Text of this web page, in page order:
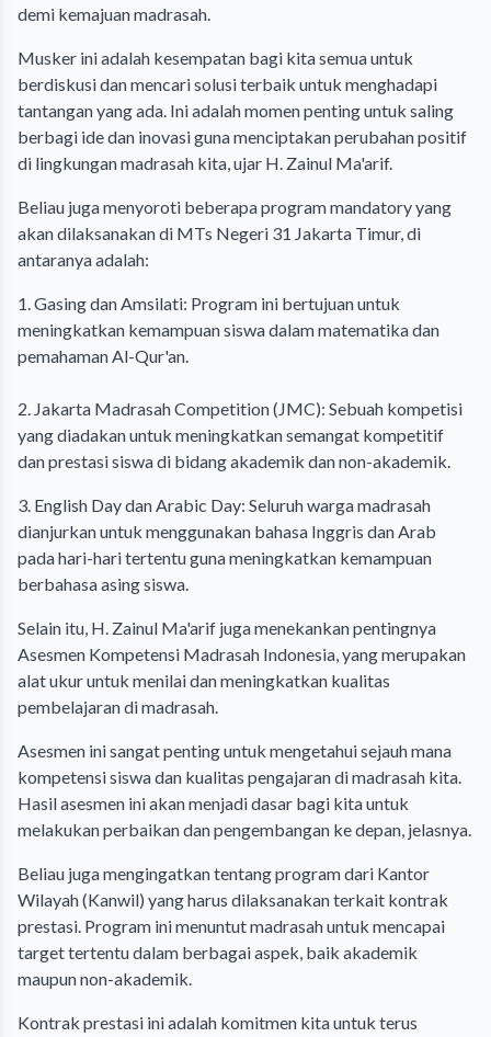
demi kemajuan madrasah.
Musker ini adalah kesempatan bagi kita semua untuk
berdiskusi dan mencari solusi terbaik untuk menghadapi
tantangan yang ada. Ini adalah momen penting untuk saling
berbagi ide dan inovasi guna menciptakan perubahan positif
di lingkungan madrasah kita, ujar H. Zainul Ma'arif.
Beliau juga menyoroti beberapa program mandatory yang
akan dilaksanakan di MTs Negeri 31 Jakarta Timur, di
antaranya adalah:
1. Gasing dan Amsilati: Program ini bertujuan untuk
meningkatkan kemampuan siswa dalam matematika dan
pemahaman Al-Qur'an.
2. Jakarta Madrasah Competition (JMC): Sebuah kompetisi
yang diadakan untuk meningkatkan semangat kompetitif
dan prestasi siswa di bidang akademik dan non-akademik.
3. English Day dan Arabic Day: Seluruh warga madrasah
dianjurkan untuk menggunakan bahasa Inggris dan Arab
pada hari-hari tertentu guna meningkatkan kemampuan
berbahasa asing siswa.
Selain itu, H. Zainul Ma'arif juga menekankan pentingnya
Asesmen Kompetensi Madrasah Indonesia, yang merupakan
alat ukur untuk menilai dan meningkatkan kualitas
pembelajaran di madrasah.
Asesmen ini sangat penting untuk mengetahui sejauh mana
kompetensi siswa dan kualitas pengajaran di madrasah kita.
Hasil asesmen ini akan menjadi dasar bagi kita untuk
melakukan perbaikan dan pengembangan ke depan, jelasnya.
Beliau juga mengingatkan tentang program dari Kantor
Wilayah (Kanwil) yang harus dilaksanakan terkait kontrak
prestasi. Program ini menuntut madrasah untuk mencapai
target tertentu dalam berbagai aspek, baik akademik
maupun non-akademik.
Kontrak prestasi ini adalah komitmen kita untuk terus